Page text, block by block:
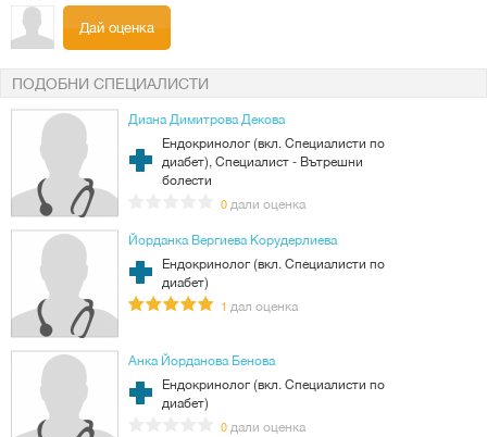
Дай оценка
ПОДОБНИ СПЕЦИАЛИСТИ
Диана Димитрова Декова
Ендокринолог (вкл. Специалисти по
диабет), Специалист - Вътрешни
болести
0 дали оценка
Йорданка Вергиева Корудерлиева
Ендокринолог (вкл. Специалисти по
диабет)
1 дал оценка
Анка Йорданова Бенова
Ендокринолог (вкл. Специалисти по
диабет)
0 дали оценка